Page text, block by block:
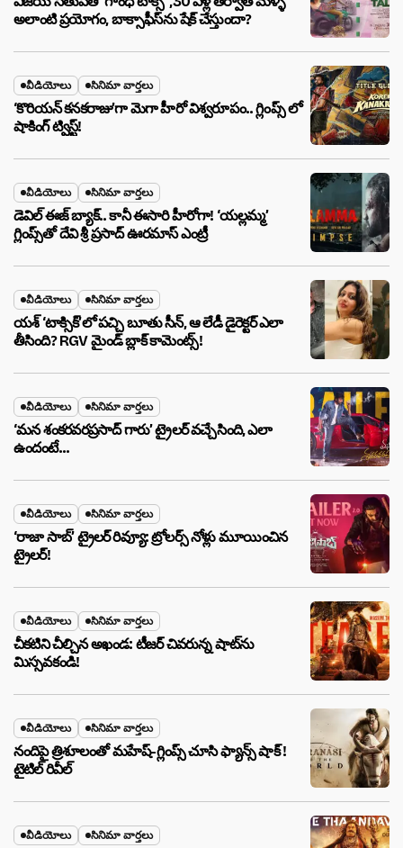
అలాంటి ప్రయోగం, బాక్సాఫీస్‌ను షేక్ చేస్తుందా?
వీడియోలు సినిమా వార్తలు
‘కొరియన్ కనకరాజు’గా మెగా హీరో విశ్వరూపం.. గ్లింప్స్ లో
షాకింగ్ ట్విస్ట్!
వీడియోలు సినిమా వార్తలు
డెవిల్ ఈజ్ బ్యాక్.. కానీ ఈసారి హీరోగా! ‘యల్లమ్మ’
గ్లింప్స్‌తో దేవి శ్రీ ప్రసాద్ ఊరమాస్ ఎంట్రీ
వీడియోలు సినిమా వార్తలు
యశ్ ‘టాక్సిక్’లో పచ్చి బూతు సీన్, ఆ లేడీ డైరెక్టర్ ఎలా
తీసింది? RGV మైండ్ బ్లాక్ కామెంట్స్!
వీడియోలు సినిమా వార్తలు
‘మన శంకరవరప్రసాద్ గారు’ ట్రైలర్ వచ్చేసింది, ఎలా
ఉందంటే…
వీడియోలు సినిమా వార్తలు
‘రాజా సాబ్’ ట్రైలర్ రివ్యూ: ట్రోలర్స్ నోళ్లు మూయించిన
ట్రైలర్!
వీడియోలు సినిమా వార్తలు
చీకటిని చీల్చిన అఖండ: టీజర్ చివరున్న షాట్‌ను
మిస్సవకండి!
వీడియోలు సినిమా వార్తలు
నందిపై త్రిశూలంతో మహేష్-గ్లింప్స్ చూసి ఫ్యాన్స్ షాక్ !
టైటిల్ రివీల్
వీడియోలు సినిమా వార్తలు